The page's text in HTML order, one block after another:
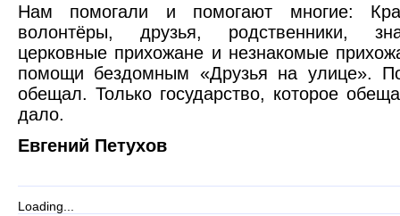
Нам помогали и помогают многие:
волонтёры, друзья, родственники,
церковные прихожане и незнакомые
помощи бездомным «Друзья на улице».
обещал. Только государство, которое
дало.
Евгений Петухов
Loading...